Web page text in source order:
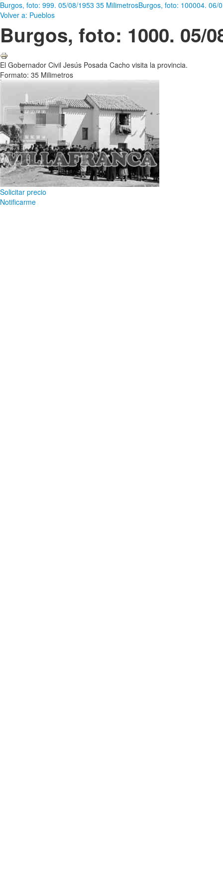
Burgos, foto: 999. 05/08/1953 35 MilimetrosBurgos, foto: 100004. 06/
Volver a: Pueblos
Burgos, foto: 1000. 05/
El Gobernador Civil Jesús Posada Cacho visita la provincia.
Formato: 35 Milimetros
Solicitar precio
Notificarme